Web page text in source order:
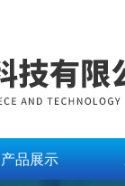
产品展示